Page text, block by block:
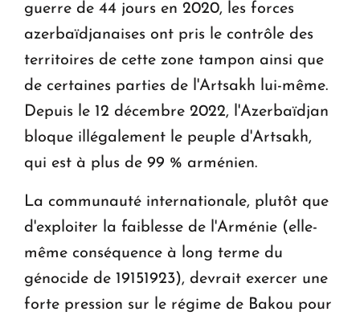
guerre de 44 jours en 2020, les forces
azerbaïdjanaises ont pris le contrôle des
territoires de cette zone tampon ainsi que
de certaines parties de l'Artsakh lui-même.
Depuis le 12 décembre 2022, l'Azerbaïdjan
bloque illégalement le peuple d'Artsakh,
qui est à plus de 99 % arménien.
La communauté internationale, plutôt que
d'exploiter la faiblesse de l'Arménie (elle-
même conséquence à long terme du
génocide de 1915­1923), devrait exercer une
forte pression sur le régime de Bakou pour